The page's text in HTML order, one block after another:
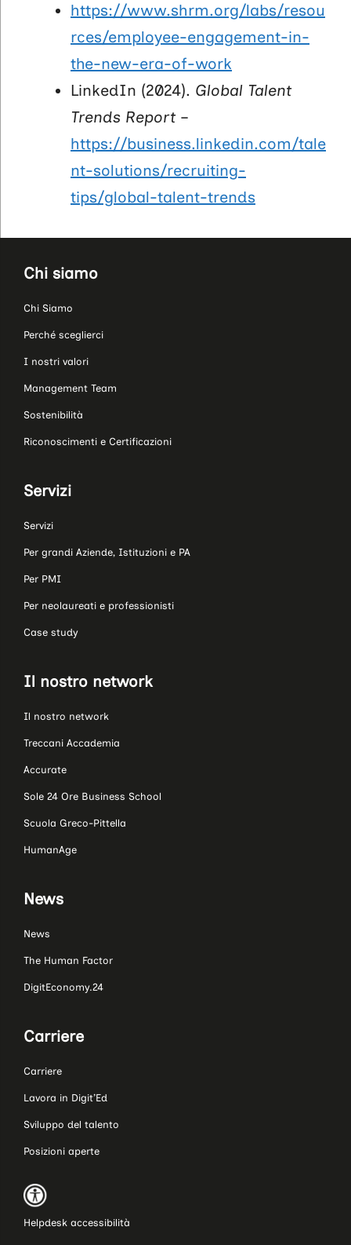
https://www.shrm.org/labs/resou
rces/employee-engagement-in-
the-new-era-of-work
LinkedIn (2024). Global Talent
Trends Report–
https://business.linkedin.com/tale
nt-solutions/recruiting-
tips/global-talent-trends
Chi siamo
Chi Siamo
Perché sceglierci
I nostri valori
Management Team
Sostenibilità
Riconoscimenti e Certificazioni
Servizi
Servizi
Per grandi Aziende, Istituzioni e PA
Per PMI
Per neolaureati e professionisti
Case study
Il nostro network
Il nostro network
Treccani Accademia
Accurate
Sole 24 Ore Business School
Scuola Greco-Pittella
HumanAge
News
News
The Human Factor
DigitEconomy.24
Carriere
Carriere
Lavora in Digit’Ed
Sviluppo del talento
Posizioni aperte
Helpdesk accessibilità